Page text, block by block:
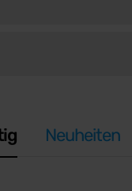
Neuheiten